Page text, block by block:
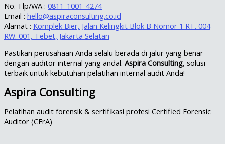
No. Tlp/WA : 0811-1001-4274
Email : hello@aspiraconsulting.co.id
Alamat : Komplek Bier, Jalan Kelingkit Blok B Nomor 1 RT. 004
RW. 001, Tebet, Jakarta Selatan
Pastikan perusahaan Anda selalu berada di jalur yang benar
dengan auditor internal yang andal. Aspira Consulting, solusi
terbaik untuk kebutuhan pelatihan internal audit Anda!
Aspira Consulting
Pelatihan audit forensik & sertifikasi profesi Certified Forensic
Auditor (CFrA)